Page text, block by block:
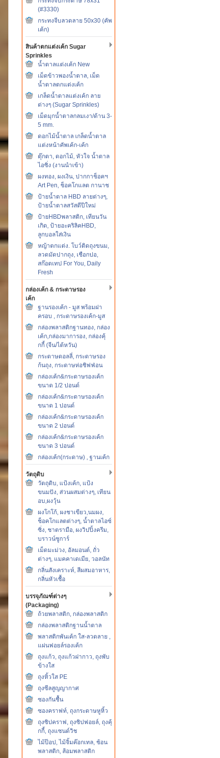
(#3330)
กระทงจีบลวดลาย 50x30 (คัพ
เค้ก)
สินค้าตกแต่งเค้ก Sugar
Sprinkles
น้ำตาลแต่งเค้ก New
เม็ดข้าวพองน้ำตาล, เม็ด
น้ำตาลตกแต่งเค้ก
เกล็ดน้ำตาลแต่งเค้ก ลาย
ต่างๆ (Sugar Sprinkles)
เม็ดมุกน้ำตาลกลมเงา/ด้าน 3-
5 mm.
ดอกไม้น้ำตาล เกล็ดน้ำตาล
แต่งหน้าคัพเค้ก-เค้ก
ตุ๊กตา, ดอกไม้, หัวใจ น้ำตาล
ไอซิ่ง (งานนำเข้า)
ผงทอง, ผงเงิน, ปากกาช็อคฯ
Art Pen, ช็อคโกแลต กานาช
ป้ายน้ำตาล HBD ลายต่างๆ,
ป้ายน้ำตาลสวัสดีปีใหม่
ป้ายHBDพลาสติก, เทียนวัน
เกิด, ป้ายอะคริลิคHBD,
ลูกบอลใส่เงิน
หญ้าตกแต่ง. โบว์ติดถุงขนม,
ลวดมัดปากถุง, เชือกปอ,
สก๊อตเทป For You, Daily
Fresh
กล่องเค้ก & กระดาษรอง
เค้ก
ฐานรองเค้ก - มูส พร้อมฝา
ครอบ , กระดาษรองเค้ก-มูส
กล่องพลาสติกฐานทอง, กล่อง
เค้ก,กล่องมาการอง, กล่องคุ้
กกี้ (จีน/ไต้หวัน)
กระดาษดอลลี่, กระดาษรอง
ก้นถุง, กระดาษห่อชิฟฟ่อน
กล่องเค้ก&กระดาษรองเค้ก
ขนาด 1/2 ปอนด์
กล่องเค้ก&กระดาษรองเค้ก
ขนาด 1 ปอนด์
กล่องเค้ก&กระดาษรองเค้ก
ขนาด 2 ปอนด์
กล่องเค้ก&กระดาษรองเค้ก
ขนาด 3 ปอนด์
กล่องเค้ก(กระดาษ) , ฐานเค้ก
วัตถุดิบ
วัตถุดิบ, แป้งเค้ก, แป้ง
ขนมปัง, ส่วนผสมต่างๆ, เทียน
อบ,ผงวุ้น
ผงโกโก้, ผงชาเขียว,นมผง,
ช็อคโกแลตต่างๆ, น้ำตาลไอซ์
ซิ่ง, ชาตรามือ, ผงวิปปิ้งครีม,
บราวน์ซูการ์
เม็ดมะม่วง, อัลมอนต์, ถั่ว
ต่างๆ, แมคคาเดเมีย, วอลนัท
กลิ่นสังเคราะห์, สีผสมอาหาร,
กลิ่นหัวเชื้อ
บรรจุภัณฑ์ต่างๆ
(Packaging)
ถ้วยพลาสติก, กล่องพลาสติก
กล่องพลาสติกฐานน้ำตาล
พลาสติกพันเค้ก ใส-ลวดลาย ,
แผ่นฟอยล์รองเค้ก
ถุงแก้ว, ถุงแก้วฝากาว, ถุงพับ
ข้างใส
ถุงหิ้วใส PE
ถุงซีลสูญญากาศ
ซองกันชื้น
ซองคราฟท์, ถุงกระดาษหูหิ้ว
ถุงซิปคราฟ, ถุงซิปฟอยล์, ถุงคุ้
กกี้, ถุงแซนด์วิช
ไม้ป๊อป, ไม้จิ้มค๊อกเทล, ช้อน
พลาสติก, ส้อมพลาสติก